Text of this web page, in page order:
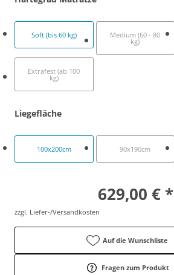
Soft (bis 60 kg) Medium (60 - 80
kg)
Extrafest (ab 100
kg)
Liegefläche
100x200cm 90x190cm
629,00 € *
zzgl. Liefer-/Versandkosten
Auf die Wunschliste
Fragen zum Produkt